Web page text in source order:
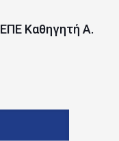
Καθηγητή Α.